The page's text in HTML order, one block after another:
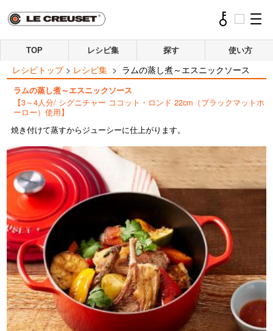
TOP レシピ集 探す 使い方
レシピトップ > レシピ集 > ラムの蒸し煮～エスニックソース
ラムの蒸し煮～エスニックソース
【3～4人分/ シグニチャー ココット・ロンド 22cm（ブラックマットホ
ーロー）使用】
焼き付けて蒸すからジューシーに仕上がります。